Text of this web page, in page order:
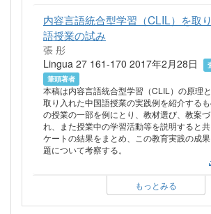
内容言語統合型学習（CLIL）を取
語授業の試み
張 彤
Lingua 27 161-170 2017年2月28日
筆頭著者
本稿は内容言語統合型学習（CLIL）の原理
取り入れた中国語授業の実践例を紹介する
の授業の一部を例にとり、教材選び、教案
れ、また授業中の学習活動等を説明すると
ケートの結果をまとめ、この教育実践の成
題について考察する。
もっとみる